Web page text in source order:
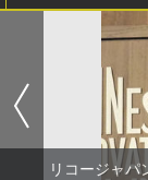
リコージャパ